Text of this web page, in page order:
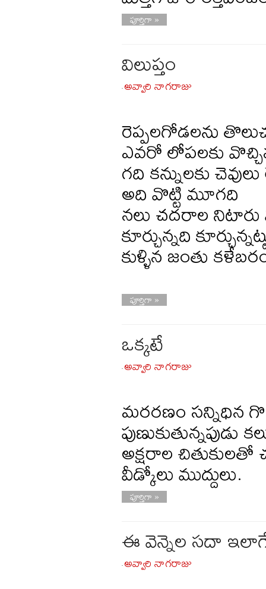
పూర్తిగా »
విలుప్తం
-అవ్వారి నాగరాజు
రెప్పలగోడలను
ఎవరో లోపలకు
గది కన్నులకు
అది వొట్టి మూగది
నలు చదరాల
కూర్చున్నది
కుళ్ళిన జంతు
పూర్తిగా »
ఒక్కటే
-అవ్వారి నాగరాజు
మరరణం సన్నిధిన
అక్షరాల చితుకులతో
వీడ్కోలు ముద్దులు.
పూర్తిగా »
ఈ వెన్నెల సదా
-అవ్వారి నాగరాజు